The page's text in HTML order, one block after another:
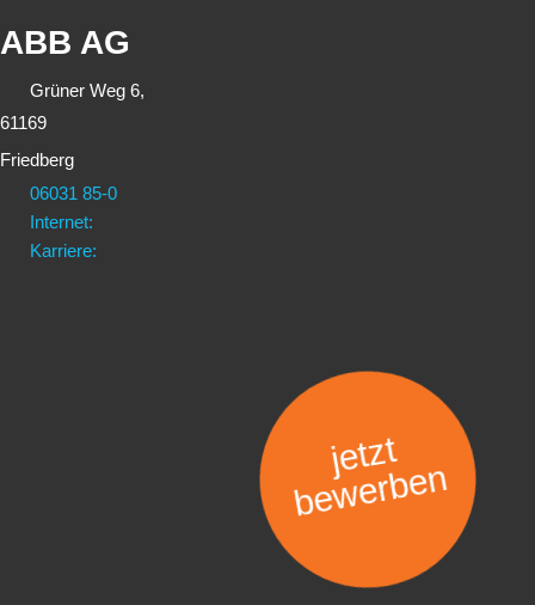
ABB AG
Grüner Weg 6,
61169
Friedberg
06031 85-0
Internet:
Karriere:
jetzt
bewerben